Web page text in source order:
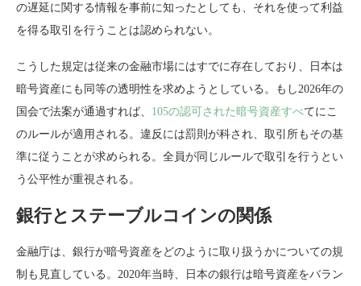
の遅延に関する情報を事前に知ったとしても、それを使って利益
を得る取引を行うことは認められない。
こうした規定は従来の金融市場にはすでに存在しており、日本は
暗号資産にも同等の透明性を求めようとしている。もし2026年の
国会で法案が通過すれば、 105の認可された暗号資産すべてにこ
のルールが適用される。違反には罰則が科され、取引所もその基
準に従うことが求められる。全員が同じルールで取引を行うとい
う公平性が重視される。
銀行とステーブルコインの関係
金融庁は、銀行が暗号資産をどのように取り扱うかについての規
制も見直している。2020年当時、日本の銀行は暗号資産をバラン